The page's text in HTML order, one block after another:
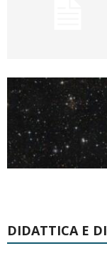
DIDATTICA E